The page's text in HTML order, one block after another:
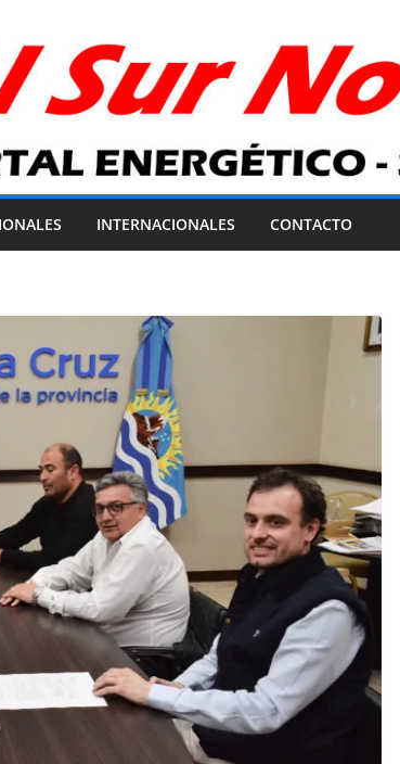
INTERNACIONALES CONTACTO